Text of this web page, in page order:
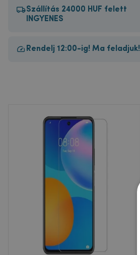
Szállítás 24000 HUF felett
INGYENES
Rendelj 12:00-ig! Ma feladjuk!